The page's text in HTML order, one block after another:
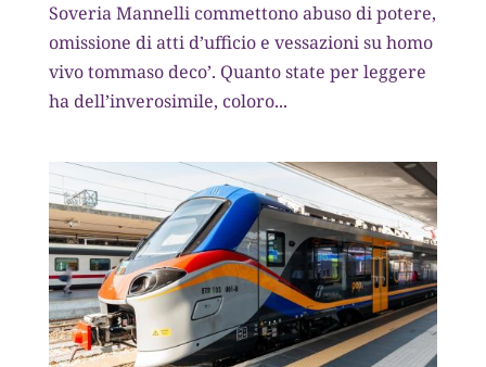
Soveria Mannelli commettono abuso di potere,
omissione di atti d’ufficio e vessazioni su homo
vivo tommaso deco’. Quanto state per leggere
ha dell’inverosimile, coloro...